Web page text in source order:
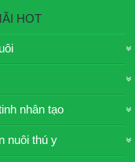
HOT
nhân tạo
nuôi thú y